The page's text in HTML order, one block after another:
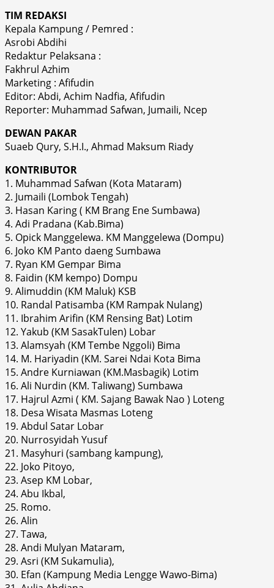
TIM REDAKSI
Kepala Kampung / Pemred :
Asrobi Abdihi
Redaktur Pelaksana :
Fakhrul Azhim
Marketing : Afifudin
Editor: Abdi, Achim Nadfia, Afifudin
Reporter: Muhammad Safwan, Jumaili, Ncep
DEWAN PAKAR
Suaeb Qury, S.H.I., Ahmad Maksum Riady
KONTRIBUTOR
1. Muhammad Safwan (Kota Mataram)
2. Jumaili (Lombok Tengah)
3. Hasan Karing ( KM Brang Ene Sumbawa)
4. Adi Pradana (Kab.Bima)
5. Opick Manggelewa. KM Manggelewa (Dompu)
6. Joko KM Panto daeng Sumbawa
7. Ryan KM Gempar Bima
8. Faidin (KM kempo) Dompu
9. Alimuddin (KM Maluk) KSB
10. Randal Patisamba (KM Rampak Nulang)
11. Ibrahim Arifin (KM Rensing Bat) Lotim
12. Yakub (KM SasakTulen) Lobar
13. Alamsyah (KM Tembe Nggoli) Bima
14. M. Hariyadin (KM. Sarei Ndai Kota Bima
15. Andre Kurniawan (KM.Masbagik) Lotim
16. Ali Nurdin (KM. Taliwang) Sumbawa
17. Hajrul Azmi ( KM. Sajang Bawak Nao ) Loteng
18. Desa Wisata Masmas Loteng
19. Abdul Satar Lobar
20. Nurrosyidah Yusuf
21. Masyhuri (sambang kampung),
22. Joko Pitoyo,
23. Asep KM Lobar,
24. Abu Ikbal,
25. Romo.
26. Alin
27. Tawa,
28. Andi Mulyan Mataram,
29. Asri (KM Sukamulia),
30. Efan (Kampung Media Lengge Wawo-Bima)